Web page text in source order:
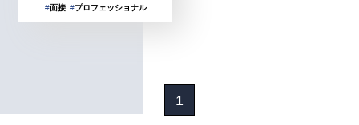
#面接 #プロフェッショナル
1